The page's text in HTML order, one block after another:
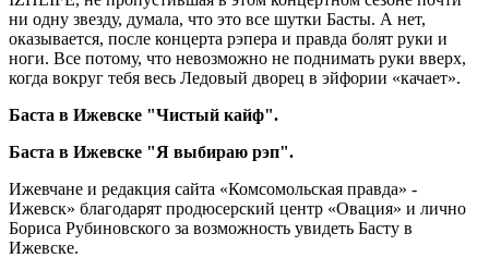
ни одну звезду, думала, что это все шутки Басты. А нет,
оказывается, после концерта рэпера и правда болят руки и
ноги. Все потому, что невозможно не поднимать руки вверх,
когда вокруг тебя весь Ледовый дворец в эйфории «качает».
Баста в Ижевске "Чистый кайф".
Баста в Ижевске "Я выбираю рэп".
Ижевчане и редакция сайта «Комсомольская правда» -
Ижевск» благодарят продюсерский центр «Овация» и лично
Бориса Рубиновского за возможность увидеть Басту в
Ижевске.